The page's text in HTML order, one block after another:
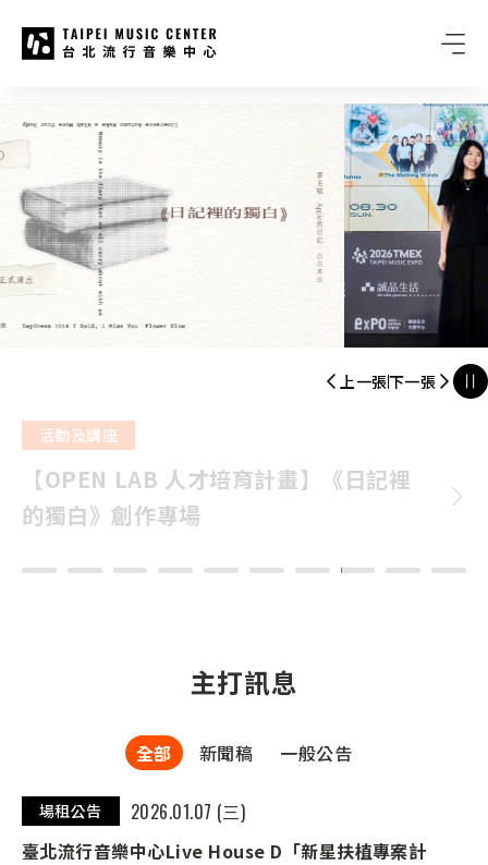
:::
上一張下一張
演唱會
潮臺北 - JAM JAM ASIA 亞洲音樂節
8/29、8/30 北流登場！首波卡司公開
主打訊息
全部 新聞稿 一般公告
場租公告
2026.01.07 (三)
臺北流行音樂中心Live House D「新星扶植專案計